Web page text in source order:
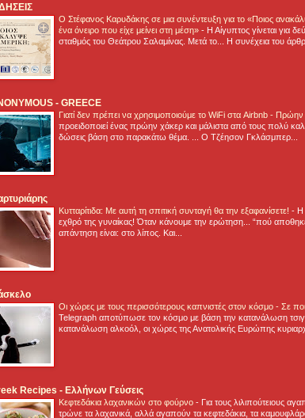
Ο Στέφανος Καρυδάκης σε μια συνέντευξη για το «Ποιος
ένα όνειρο που είχε μείνει στη μέση» - Η Αίγυπτος γίνεται για
σταθμός του Θεάτρου Σαλαμίνας. Μετά το... Η συνέχεια του
- GREECE
Γιατί δεν πρέπει να χρησιμοποιούμε το WiFi στα Airbnb - Πρώην
προειδοποιεί ένας πρώην χάκερ και μάλιστα από τους πολύ
δώσεις βάση στο παρακάτω θέμα. ... Ο Τζέησον Γκλάσμπερ...
Κυτταρίτιδα: Με αυτή τη σπιτική συνταγή θα την εξαφανίσετε! - H
εχθρό της γυναίκας! Όταν κάνουμε την ερώτηση... “πού
απάντηση είναι: στο λίπος. Και...
Οι χώρες με τους περισσότερους καπνιστές στον κόσμο - Σε
Telegraph αποτύπωσε τον κόσμο με βάση την κατανάλωση
κατανάλωση αλκοόλ, οι χώρες της Ανατολικής Ευρώπης
Recipes - Ελλήνων Γεύσεις
Κεφτεδάκια λαχανικών στο φούρνο - Για τους λιλιπούτειους
τρώνε τα λαχανικά, αλλά αγαπούν τα κεφτεδάκια, τα